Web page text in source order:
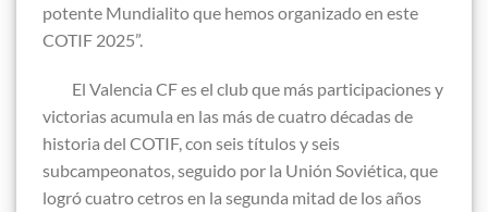
potente Mundialito que hemos organizado en este
COTIF 2025”.
El Valencia CF es el club que más participaciones y
victorias acumula en las más de cuatro décadas de
historia del COTIF, con seis títulos y seis
subcampeonatos, seguido por la Unión Soviética, que
logró cuatro cetros en la segunda mitad de los años